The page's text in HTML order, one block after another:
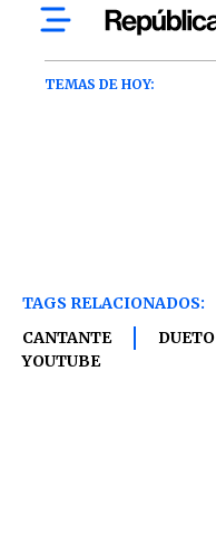
TAGS RELACIONADOS:
CANTANTE
DUETO
YOUTUBE